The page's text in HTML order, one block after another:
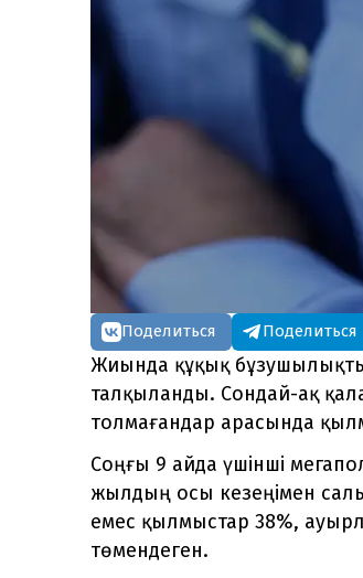
Поделиться Поделиться
Жиында құқық
талқыланды. Сондай-ақ
толмағандар арасында
Соңғы 9 айда үшінші
жылдың осы кезеңімен
емес қылмыстар 38%,
төмендеген.